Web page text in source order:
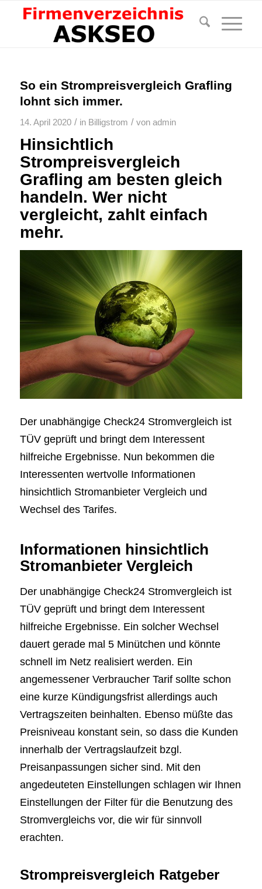
So ein Strompreisvergleich Grafling
lohnt sich immer.
14. April 2020 / in Billigstrom / von admin
Hinsichtlich
Strompreisvergleich
Grafling am besten gleich
handeln. Wer nicht
vergleicht, zahlt einfach
mehr.
Der unabhängige Check24 Stromvergleich ist
TÜV geprüft und bringt dem Interessent
hilfreiche Ergebnisse. Nun bekommen die
Interessenten wertvolle Informationen
hinsichtlich Stromanbieter Vergleich und
Wechsel des Tarifes.
Informationen hinsichtlich
Stromanbieter Vergleich
Der unabhängige Check24 Stromvergleich ist
TÜV geprüft und bringt dem Interessent
hilfreiche Ergebnisse. Ein solcher Wechsel
dauert gerade mal 5 Minütchen und könnte
schnell im Netz realisiert werden. Ein
angemessener Verbraucher Tarif sollte schon
eine kurze Kündigungsfrist allerdings auch
Vertragszeiten beinhalten. Ebenso müßte das
Preisniveau konstant sein, so dass die Kunden
innerhalb der Vertragslaufzeit bzgl.
Preisanpassungen sicher sind. Mit den
angedeuteten Einstellungen schlagen wir Ihnen
Einstellungen der Filter für die Benutzung des
Stromvergleichs vor, die wir für sinnvoll
erachten.
Strompreisvergleich Ratgeber